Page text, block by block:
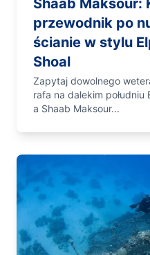
Shaab Maksour:
przewodnik po
ścianie w stylu
Shoal
Zapytaj dowolnego
rafa na dalekim
a Shaab Maksour...